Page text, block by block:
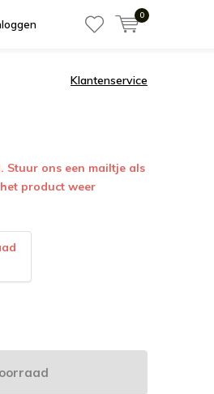
0
Klantenservice
Stuur ons een mailtje als
product weer